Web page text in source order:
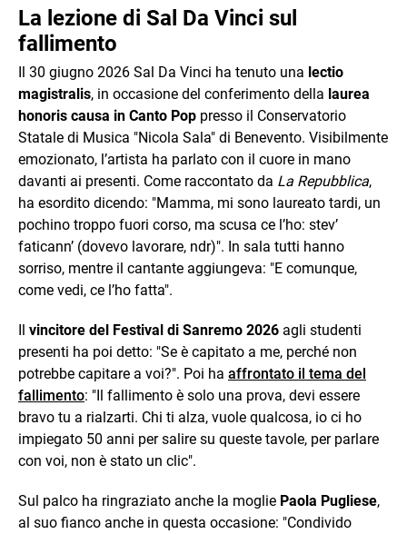
La lezione di Sal Da Vinci sul
fallimento
Il 30 giugno 2026 Sal Da Vinci ha tenuto una lectio
magistralis, in occasione del conferimento della laurea
honoris causa in Canto Pop presso il Conservatorio
Statale di Musica "Nicola Sala" di Benevento. Visibilmente
emozionato, l’artista ha parlato con il cuore in mano
davanti ai presenti. Come raccontato da La Repubblica,
ha esordito dicendo: "Mamma, mi sono laureato tardi, un
pochino troppo fuori corso, ma scusa ce l’ho: stev’
faticann’ (dovevo lavorare, ndr)". In sala tutti hanno
sorriso, mentre il cantante aggiungeva: "E comunque,
come vedi, ce l’ho fatta".
Il vincitore del Festival di Sanremo 2026 agli studenti
presenti ha poi detto: "Se è capitato a me, perché non
potrebbe capitare a voi?". Poi ha affrontato il tema del
fallimento: "Il fallimento è solo una prova, devi essere
bravo tu a rialzarti. Chi ti alza, vuole qualcosa, io ci ho
impiegato 50 anni per salire su queste tavole, per parlare
con voi, non è stato un clic".
Sul palco ha ringraziato anche la moglie Paola Pugliese,
al suo fianco anche in questa occasione: "Condivido